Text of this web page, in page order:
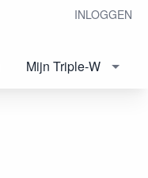
INLOGGEN
Mijn Triple-W